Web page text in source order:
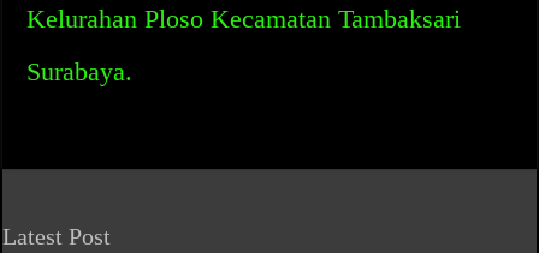
Kelurahan Ploso Kecamatan Tambaksari
Surabaya.
Latest Post